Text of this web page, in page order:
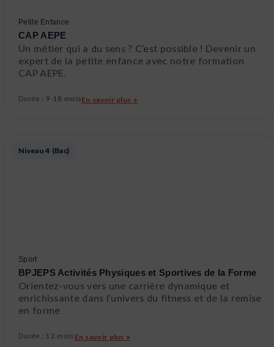
Petite Enfance
CAP AEPE
Un métier qui a du sens ? C’est possible ! Devenir un
expert de la petite enfance avec notre formation
CAP AEPE.
Durée : 9-18 moisEn savoir plus >
Niveau 4 (Bac)
Sport
BPJEPS Activités Physiques et Sportives de la Forme
Orientez-vous vers une carrière dynamique et
enrichissante dans l’univers du fitness et de la remise
en forme
Durée : 12 mois En savoir plus >